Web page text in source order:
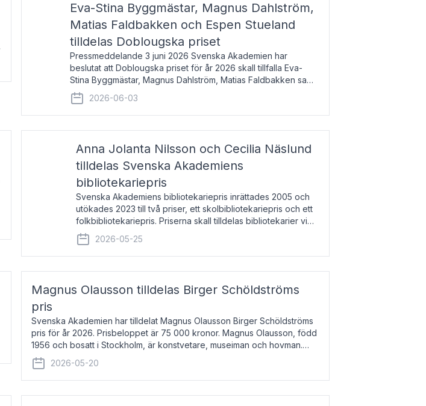
Eva-Stina Byggmästar, Magnus Dahlström,
Matias Faldbakken och Espen Stueland
tilldelas Doblougska priset
Pressmeddelande 3 juni 2026 Svenska Akademien har
beslutat att Doblougska priset för år 2026 skall tillfalla Eva-
Stina Byggmästar, Magnus Dahlström, Matias Faldbakken samt
Espen Stueland. Prisbeloppet är 200 000 svenska kronor per
mottagare
2026-06-03
Anna Jolanta Nilsson och Cecilia Näslund
tilldelas Svenska Akademiens
bibliotekariepris
Svenska Akademiens bibliotekariepris inrättades 2005 och
utökades 2023 till två priser, ett skolbibliotekariepris och ett
folkbibliotekariepris. Priserna skall tilldelas bibliotekarier vid
svenska folk- och skolbibliotek som gjort värdefull
2026-05-25
Magnus Olausson tilldelas Birger Schöldströms
pris
Svenska Akademien har tilldelat Magnus Olausson Birger Schöldströms
pris för år 2026. Prisbeloppet är 75 000 kronor. Magnus Olausson, född
1956 och bosatt i Stockholm, är konstvetare, museiman och hovman.
Han disputerade 1993 vid Uppsala un
2026-05-20